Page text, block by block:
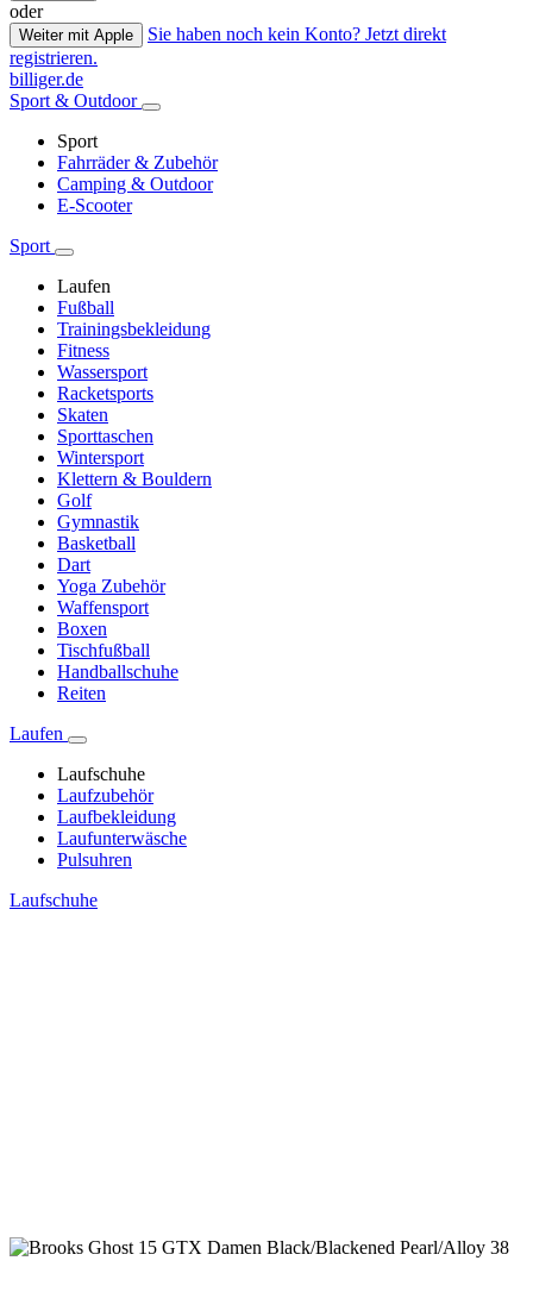
oder
Weiter mit Apple
Sie haben noch kein Konto? Jetzt direkt
registrieren.
billiger.de
Sport & Outdoor
Sport
Fahrräder & Zubehör
Camping & Outdoor
E-Scooter
Sport
Laufen
Fußball
Trainingsbekleidung
Fitness
Wassersport
Racketsports
Skaten
Sporttaschen
Wintersport
Klettern & Bouldern
Golf
Gymnastik
Basketball
Dart
Yoga Zubehör
Waffensport
Boxen
Tischfußball
Handballschuhe
Reiten
Laufen
Laufschuhe
Laufzubehör
Laufbekleidung
Laufunterwäsche
Pulsuhren
Laufschuhe